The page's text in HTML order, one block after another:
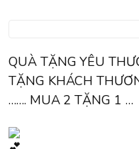
QUÀ TẶNG YÊU
TẶNG KHÁCH
……. MUA 2 TẶNG 1 …